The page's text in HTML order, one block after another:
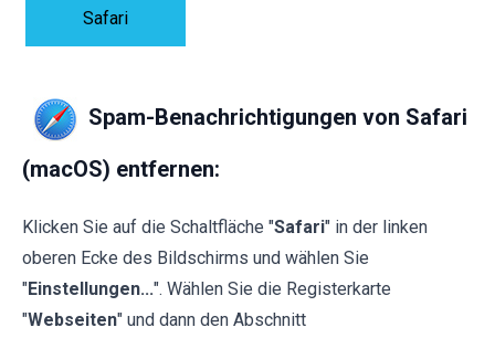
Safari
Spam-Benachrichtigungen von Safari
(macOS) entfernen:
Klicken Sie auf die Schaltfläche "Safari" in der linken
oberen Ecke des Bildschirms und wählen Sie
"Einstellungen...". Wählen Sie die Registerkarte
"Webseiten" und dann den Abschnitt